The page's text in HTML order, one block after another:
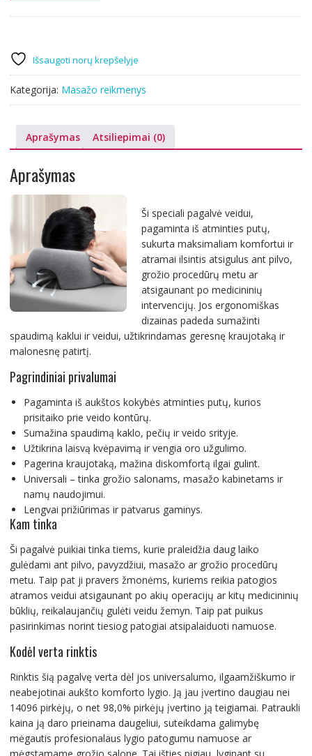
Išsaugoti norų krepšelyje
Kategorija: Masažo reikmenys
Aprašymas Atsiliepimai (0)
Aprašymas
Ši speciali pagalvė veidui,
pagaminta iš atminties putų,
sukurta maksimaliam komfortui ir
atramai ilsintis atsigulus ant pilvo,
grožio procedūrų metu ar
atsigaunant po medicininių
intervencijų. Jos ergonomiškas
dizainas padeda sumažinti
spaudimą kaklui ir veidui, užtikrindamas geresnę kraujotaką ir
malonesnę patirtį.
Pagrindiniai privalumai
Pagaminta iš aukštos kokybės atminties putų, kurios
prisitaiko prie veido kontūrų.
Sumažina spaudimą kaklo, pečių ir veido srityje.
Užtikrina laisvą kvėpavimą ir vengia oro užgulimo.
Pagerina kraujotaką, mažina diskomfortą ilgai gulint.
Universali – tinka grožio salonams, masažo kabinetams ir
namų naudojimui.
Lengvai prižiūrimas ir patvarus gaminys.
Kam tinka
Ši pagalvė puikiai tinka tiems, kurie praleidžia daug laiko
gulėdami ant pilvo, pavyzdžiui, masažo ar grožio procedūrų
metu. Taip pat ji pravers žmonėms, kuriems reikia patogios
atramos veidui atsigaunant po akių operacijų ar kitų medicininių
būklių, reikalaujančių gulėti veidu žemyn. Taip pat puikus
pasirinkimas norint tiesiog patogiai atsipalaiduoti namuose.
Kodėl verta rinktis
Rinktis šią pagalvę verta dėl jos universalumo, ilgaamžiškumo ir
neabejotinai aukšto komforto lygio. Ją jau įvertino daugiau nei
14096 pirkėjų, o net 98,0% pirkėjų įvertino ją teigiamai. Patraukli
kaina ją daro prieinama daugeliui, suteikdama galimybę
mėgautis profesionalaus lygio patogumu namuose ar